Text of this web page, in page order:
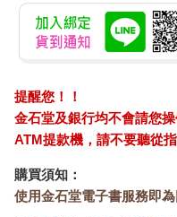
提醒您！！
金石堂及銀行均不會請您
ATM提款機，請不要聽從
購買須知：
使用金石堂電子書服務即